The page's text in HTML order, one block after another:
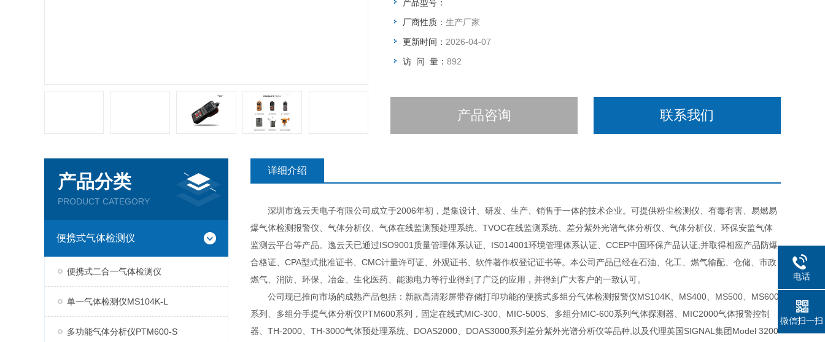
产品型号：
厂商性质： 生产厂家
更新时间： 2026-04-07
访 问 量： 892
产品咨询 联系我们
产品分类
PRODUCT CATEGORY
便携式气体检测仪
便携式二合一气体检测仪
单一气体检测仪MS104K-L
多功能气体分析仪PTM600-S
详细介绍
深圳市逸云天电子有限公司成立于2006年初，是集设计、研发、生产、销售于一体的技术企业。可提供粉尘检测仪、有毒有害、易燃易
爆气体检测报警仪、气体分析仪、气体在线监测预处理系统、TVOC在线监测系统、差分紫外光谱气体分析仪、气体分析仪、环保安监气体
监测云平台等产品。逸云天已通过ISO9001质量管理体系认证、IS014001环境管理体系认证、CCEP中国环保产品认证;并取得相应产品防爆
合格证、CPA型式批准证书、CMC计量许可证、外观证书、软件著作权登记证书等。本公司产品已经在石油、化工、燃气输配、仓储、市政
燃气、消防、环保、冶金、生化医药、能源电力等行业得到了广泛的应用，并得到广大客户的一致认可。
公司现已推向市场的成熟产品包括：新款高清彩屏带存储打印功能的便携式多组分气体检测报警仪MS104K、MS400、MS500、MS600
系列、多组分手提气体分析仪PTM600系列，固定在线式MIC-300、MIC-500S、多组分MIC-600系列气体探测器、MIC2000气体报警控制
器、TH-2000、TH-3000气体预处理系统、DOAS2000、DOAS3000系列差分紫外光谱分析仪等品种,以及代理英国SIGNAL集团Model 3200
电话
微信扫一扫